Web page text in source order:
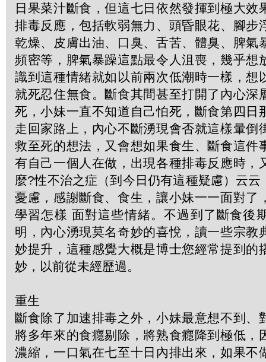
日果菜汁斷食，但這七日依然發揮到極大效
排毒反應，包括軟弱無力、頭昏眼花、腳步
乾燥、皮膚出油、口臭、舌苦、體臭、脾氣
頻密等，脾氣暴躁這點最令人沮喪，幾乎想
識到這種情緒就如以前兩次低潮時一樣，想
就死忍住無食。斷食其間甚至打開了內心深
死，小妹一直不知道自己怕死，斷食第四日
走回家路上，內心不斷湧現會否就這樣暈倒
救至死的想法，又會想如果食生、斷食這件
有自己一個人在做，出現各種排毒反應時，
麼?性不治之症（到今日仍有這種疑慮）云
憂慮，感謝斷食、食生，讓小妹一一面對了
學習怎樣 面對這些情緒。不過到了斷食後
明，內心湧現莫名奇妙的喜悅，讀一些宗教
妙提升，這種感覺大概是博士您經常提到的
妙，以前從未經歷過。
重生
斷食除了加速排毒之外，小妹最意想不到、
將多年來的食癮剔除，將熟食癮降到極低，
濃縮，一口氣在七至十日內排出來，如果不